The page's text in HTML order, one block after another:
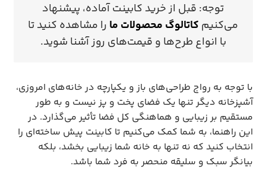
توجه: قبل از خرید کابینت آماده، پیشنهاد
می‌کنیم کاتالوگ محصولات ما را مشاهده کنید تا
با انواع طرح‌ها و قیمت‌های روز آشنا شوید.
با توجه به رواج طراحی‌های باز و یکپارچه در خانه‌های امروزی،
آشپزخانه دیگر تنها یک فضای پخت و پز نیست و به طور
مستقیم بر زیبایی و هماهنگی کل فضا تأثیر می‌گذارد. در
این راهنما، به شما کمک می‌کنیم تا کابینت پیش ساخته‌ای را
انتخاب کنید که نه تنها به خانه شما زیبایی بخشد، بلکه
بیانگر سبک و سلیقه منحصر به فرد شما باشد.